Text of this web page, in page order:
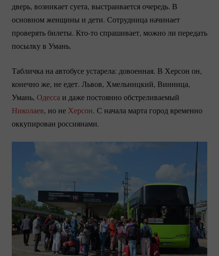
дверь, возникает суета, выстраивается очередь. В
основном женщины и дети. Сотрудница начинает
проверять билеты. Кто-тоспрашивает, можно ли передать
посылку в Умань.
Табличка на автобусе устарела: довоенная. В Херсон он,
конечно же, не едет. Львов, Хмельницкий, Винница,
Умань, Одесса и даже постоянно обстреливаемый
Николаев, но не Херсон. С начала марта город временно
оккупирован россиянами.